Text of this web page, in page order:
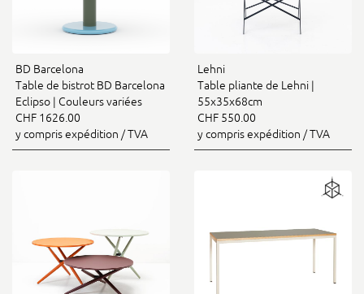
BD Barcelona
Table de bistrot BD Barcelona
Eclipso | Couleurs variées
CHF 1626.00
y compris expédition / TVA
Lehni
Table pliante de Lehni |
55x35x68cm
CHF 550.00
y compris expédition / TVA